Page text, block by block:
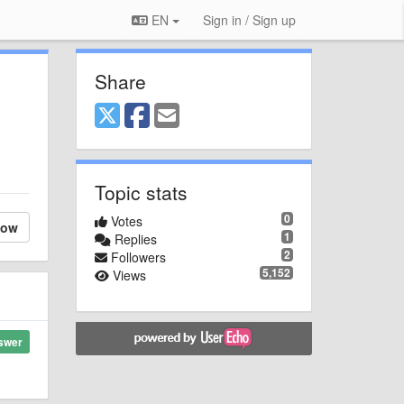
EN Sign in / Sign up
Share
Topic stats
0
Votes
1
Replies
2
Followers
5,152
Views